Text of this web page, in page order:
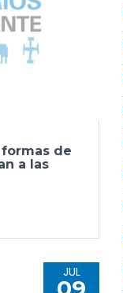
de
a las
JUL